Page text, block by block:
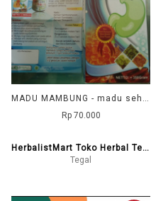
MADU MAMBUNG - madu sehat lambung
Rp 70.000
HerbalistMart Toko Herbal Tegal
Tegal